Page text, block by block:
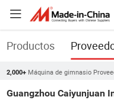
Productos
2,000+ Máquina de gimnasio